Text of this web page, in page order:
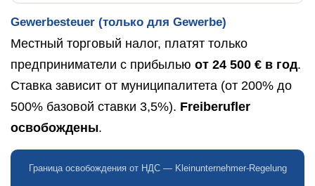
Gewerbesteuer (только для Gewerbe)
Местный торговый налог, платят только
предприниматели с прибылью от 24 500 € в год.
Ставка зависит от муниципалитета (от 200% до
500% базовой ставки 3,5%). Freiberufler
освобождены.
Граница освобождения от НДС — Kleinunternehmer-Regelung